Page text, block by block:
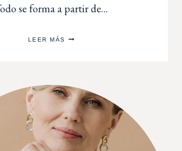
se forma a partir de…
LEER MÁS